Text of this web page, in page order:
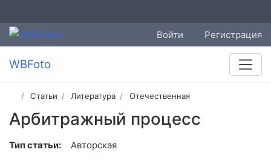
Войти Регистрация
WBFoto
Статьи Литература Отечественная
Арбитражный процесс
Тип статьи: Авторская